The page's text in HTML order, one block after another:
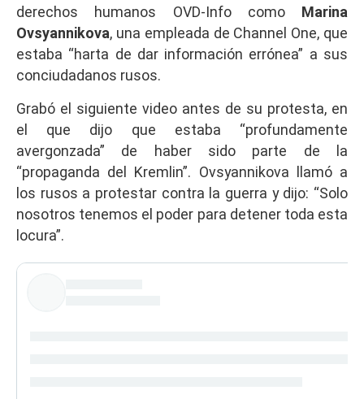
derechos humanos OVD-Info como Marina
Ovsyannikova, una empleada de Channel One, que
estaba “harta de dar información errónea” a sus
conciudadanos rusos.
Grabó el siguiente video antes de su protesta, en
el que dijo que estaba “profundamente
avergonzada” de haber sido parte de la
“propaganda del Kremlin”. Ovsyannikova llamó a
los rusos a protestar contra la guerra y dijo: “Solo
nosotros tenemos el poder para detener toda esta
locura”.